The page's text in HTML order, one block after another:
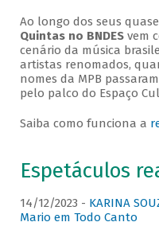
Ao longo dos seus
Quintas no BNDESvem
cenário da música
artistas renomados,
nomes da MPB
pelo palco do Espaço
Saiba como funciona a
Espetáculos
14/12/2023 - KARINA
Mario em Todo Canto